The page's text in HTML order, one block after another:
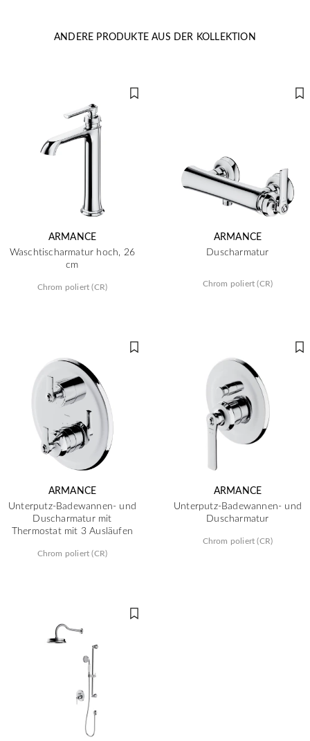
ANDERE PRODUKTE AUS DER KOLLEKTION
ARMANCE
Waschtischarmatur hoch, 26
cm
Chrom poliert (CR)
ARMANCE
Duscharmatur
Chrom poliert (CR)
ARMANCE
Unterputz-Badewannen- und
Duscharmatur mit
Thermostat mit 3 Ausläufen
Chrom poliert (CR)
ARMANCE
Unterputz-Badewannen- und
Duscharmatur
Chrom poliert (CR)